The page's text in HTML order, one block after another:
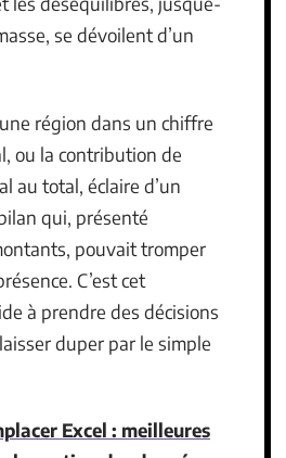
se dévoilent d’un
région dans un chiffre
ou la contribution de
au total, éclaire d’un
qui, présenté
pouvait tromper
C’est cet
à prendre des décisions
duper par le simple
Excel : meilleures